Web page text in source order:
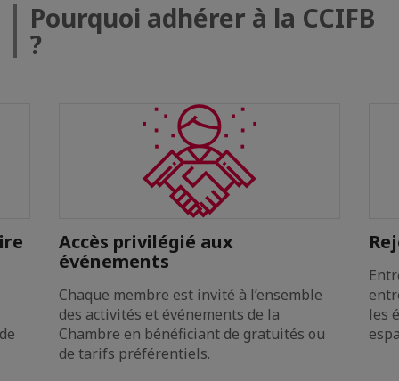
Pourquoi adhérer à la CCIFB
?
Accès privilégié aux
événements
Chaque membre est invité à l’ensemble
des activités et événements de la
Chambre en bénéficiant de gratuités ou
de tarifs préférentiels.
les